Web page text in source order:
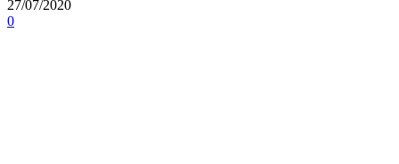
27/07/2020
0